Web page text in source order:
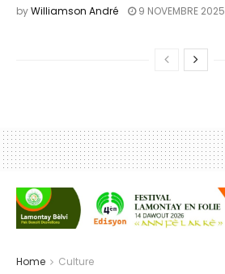
byWilliamson André 9 NOVEMBRE 2025
Home Culture